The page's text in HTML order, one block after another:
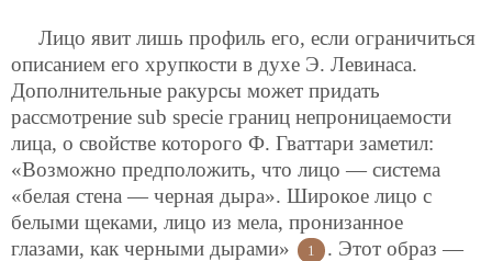
Лицо явит лишь профиль его, если ограничиться
описанием его хрупкости в духе Э. Левинаса.
Дополнительные ракурсы может придать
рассмотрение sub specie границ непроницаемости
лица, о свойстве которого Ф. Гваттари заметил:
«Возможно предположить, что лицо — система
«белая стена — черная дыра». Широкое лицо с
белыми щеками, лицо из мела, пронизанное
глазами, как черными дырами»
1
. Этот образ —